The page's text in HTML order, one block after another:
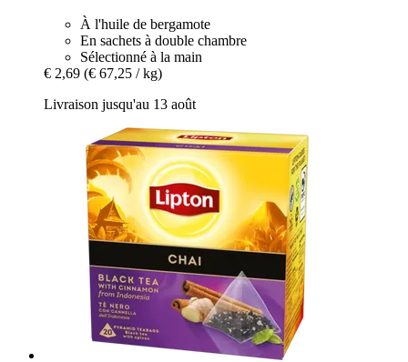
À l'huile de bergamote
En sachets à double chambre
Sélectionné à la main
€ 2,69 (€ 67,25 / kg)
Livraison jusqu'au 13 août